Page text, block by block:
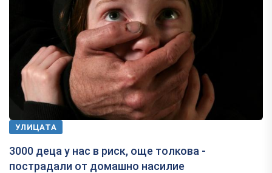
УЛИЦАТА
3000 деца у нас в риск, още толкова -
пострадали от домашно насилие